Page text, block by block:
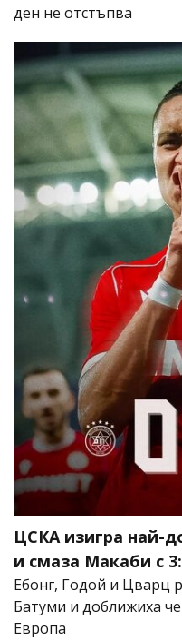
ден не отстъпва
ЦСКА изигра най-
и смаза Макаби с
Ебонг, Годой и Цварц
Батуми и доближиха
Европа